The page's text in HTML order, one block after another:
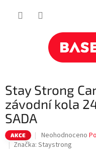
Stay Strong
závodní kola
SADA
AKCE
Průměrné
hodnocení
Neohodnoceno
Značka: Staystrong